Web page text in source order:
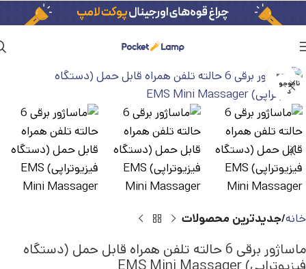
ناموجو
د
بزرگنمایی تصویر
خانه جدیدترین محصولات
ماساژور برقی 6 حالته تلفن همراه قابل حمل (دستگاه